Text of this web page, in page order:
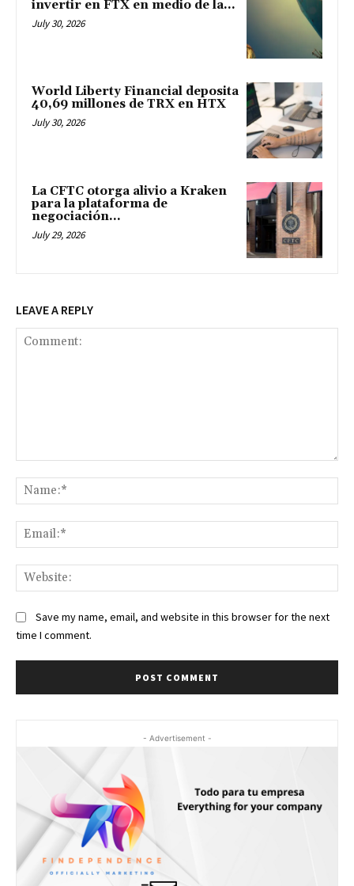
invertir en FTX en medio de la...
July 30, 2026
World Liberty Financial deposita
40,69 millones de TRX en HTX
July 30, 2026
La CFTC otorga alivio a Kraken
para la plataforma de
negociación...
July 29, 2026
LEAVE A REPLY
Save my name, email, and website in this browser for the next
time I comment.
- Advertisement -